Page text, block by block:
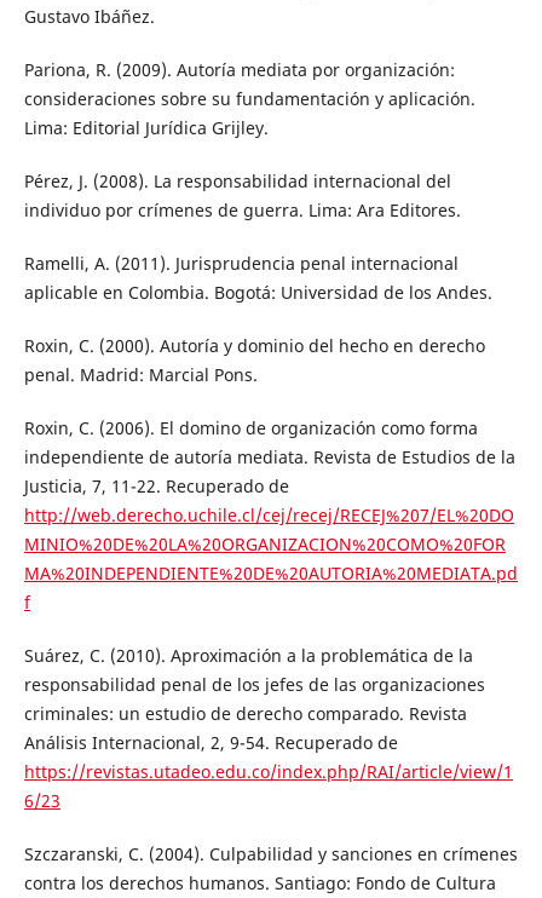
Gustavo Ibáñez.
Pariona, R. (2009). Autoría mediata por organización:
consideraciones sobre su fundamentación y aplicación.
Lima: Editorial Jurídica Grijley.
Pérez, J. (2008). La responsabilidad internacional del
individuo por crímenes de guerra. Lima: Ara Editores.
Ramelli, A. (2011). Jurisprudencia penal internacional
aplicable en Colombia. Bogotá: Universidad de los Andes.
Roxin, C. (2000). Autoría y dominio del hecho en derecho
penal. Madrid: Marcial Pons.
Roxin, C. (2006). El domino de organización como forma
independiente de autoría mediata. Revista de Estudios de la
Justicia, 7, 11-22. Recuperado de
http://web.derecho.uchile.cl/cej/recej/RECEJ%207/EL%20DO
MINIO%20DE%20LA%20ORGANIZACION%20COMO%20FOR
MA%20INDEPENDIENTE%20DE%20AUTORIA%20MEDIATA.pd
f
Suárez, C. (2010). Aproximación a la problemática de la
responsabilidad penal de los jefes de las organizaciones
criminales: un estudio de derecho comparado. Revista
Análisis Internacional, 2, 9-54. Recuperado de
https://revistas.utadeo.edu.co/index.php/RAI/article/view/1
6/23
Szczaranski, C. (2004). Culpabilidad y sanciones en crímenes
contra los derechos humanos. Santiago: Fondo de Cultura